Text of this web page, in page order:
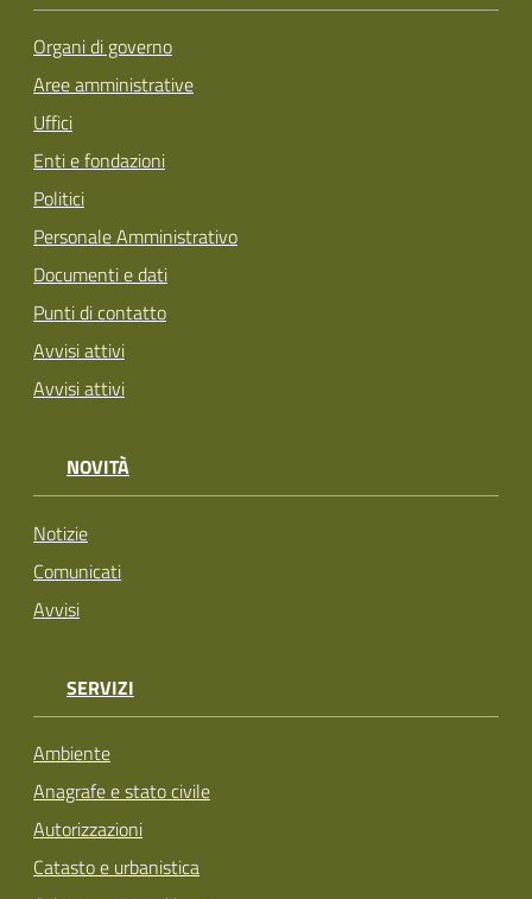
Organi di governo
Aree amministrative
Uffici
Enti e fondazioni
Politici
Personale Amministrativo
Documenti e dati
Punti di contatto
Avvisi attivi
Avvisi attivi
NOVITÀ
Notizie
Comunicati
Avvisi
SERVIZI
Ambiente
Anagrafe e stato civile
Autorizzazioni
Catasto e urbanistica